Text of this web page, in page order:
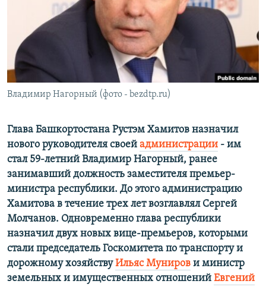
ПОДПИШИТЕСЬ НА РАССЫЛКУ
СОЦИАЛЬНЫЕ СЕТИ
Все сайты РСЕ/РС
Владимир Нагорный (фото - bezdtp.ru)
Глава Башкортостана Рустэм Хамитов назначил
нового руководителя своей администрации - им
стал 59-летний Владимир Нагорный, ранее
занимавший должность заместителя премьер-
министра республики. До этого администрацию
Хамитова в течение трех лет возглавлял Сергей
Молчанов. Одновременно глава республики
назначил двух новых вице-премьеров, которыми
стали председатель Госкомитета по транспорту и
дорожному хозяйствуИльяс Муниров ​и министр
земельных и имущественных отношений Евгений